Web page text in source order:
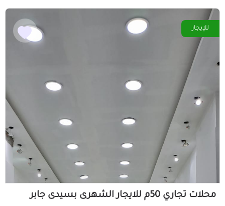
للإيجار
محلات تجاري 50م للايجار الشهرى بسيدى جابر